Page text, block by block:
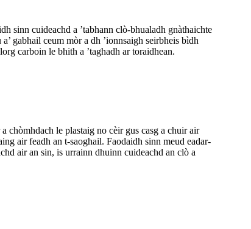
sinn cuideachd a ’tabhann clò-bhualadh gnàthaichte
gabhail ceum mòr a dh ’ionnsaigh seirbheis bìdh
carboin le bhith a ’taghadh ar toraidhean.
chòmhdach le plastaig no cèir gus casg a chuir air
air feadh an t-saoghail. Faodaidh sinn meud eadar-
air an sin, is urrainn dhuinn cuideachd an clò a